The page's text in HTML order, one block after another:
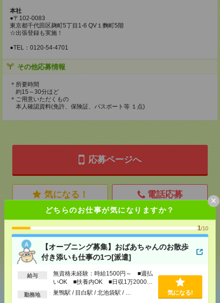
どちらのお仕事が気になりますか？
1/10
【オープニング募集】おばあちゃんのお散歩
付き添いも仕事の1つ[派遣]
給与
無資格未経験：時給1500円～ ■週払
いOK ■扶養内OK ■日収1万2000円
以上
勤務地 巣鴨駅 / 目白駅 / 北池袋駅 / … 気になる!
×
本社
●〒102-0083
東京都千代田区麹町5丁目1-6 QV１麴町5階
☆出張登録も実施！
●TEL：0120-54-4701
その他応募情報
＊所要時間
約15～30分ほど
＊ご用意いただくもの
本人確認資料(免許、保険証、パスポート等 １点)
応募ページへ
気になる！ 電話応募
メールで送る LINEで送る
シェア ツイート
あなたの閲覧履歴からの